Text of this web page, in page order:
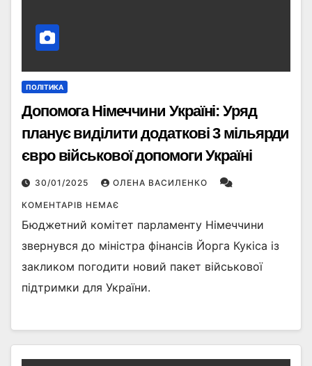
ПОЛІТИКА
Допомога Німеччини Україні: Уряд
планує виділити додаткові 3 мільярди
євро військової допомоги Україні
30/01/2025 ОЛЕНА ВАСИЛЕНКО
КОМЕНТАРІВ НЕМАЄ
Бюджетний комітет парламенту Німеччини
звернувся до міністра фінансів Йорга Кукіса із
закликом погодити новий пакет військової
підтримки для України.